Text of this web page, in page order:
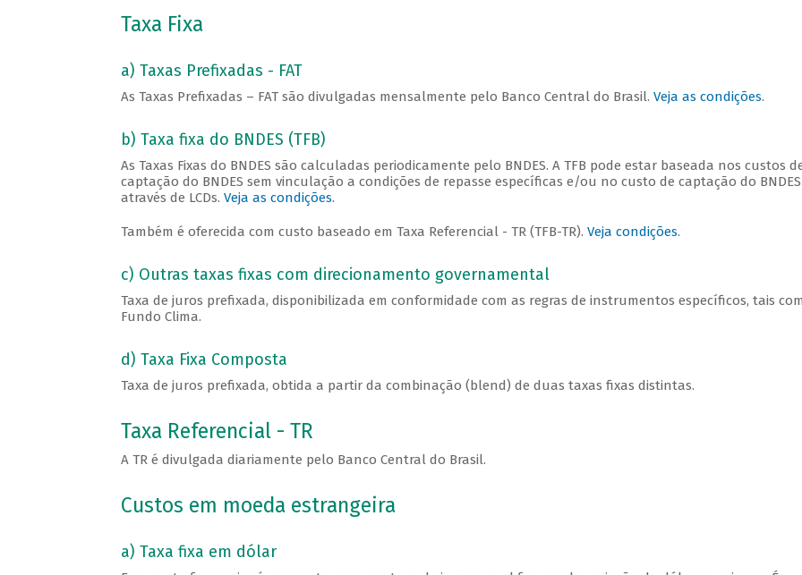
Taxa Fixa
a) Taxas Prefixadas - FAT
As Taxas Prefixadas – FAT são divulgadas mensalmente pelo Banco Central do Brasil. Veja as condições.
b) Taxa fixa do BNDES (TFB)
As Taxas Fixas do BNDES são calculadas periodicamente pelo BNDES. A TFB pode estar baseada nos custos
captação do BNDES sem vinculação a condições de repasse específicas e/ou no custo de captação do BNDES
através de LCDs. Veja as condições.
Também é oferecida com custo baseado em Taxa Referencial - TR (TFB-TR). Veja condições.
c) Outras taxas fixas com direcionamento governamental
Taxa de juros prefixada, disponibilizada em conformidade com as regras de instrumentos específicos, tais
Fundo Clima.
d) Taxa Fixa Composta
Taxa de juros prefixada, obtida a partir da combinação (blend) de duas taxas fixas distintas.
Taxa Referencial - TR
A TR é divulgada diariamente pelo Banco Central do Brasil.
Custos em moeda estrangeira
a) Taxa fixa em dólar